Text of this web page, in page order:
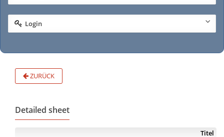
Login
ZURÜCK
Detailed sheet
Titel